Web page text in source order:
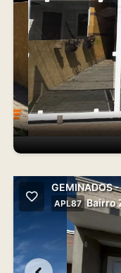
GEMINADOS
APL87 Bairro